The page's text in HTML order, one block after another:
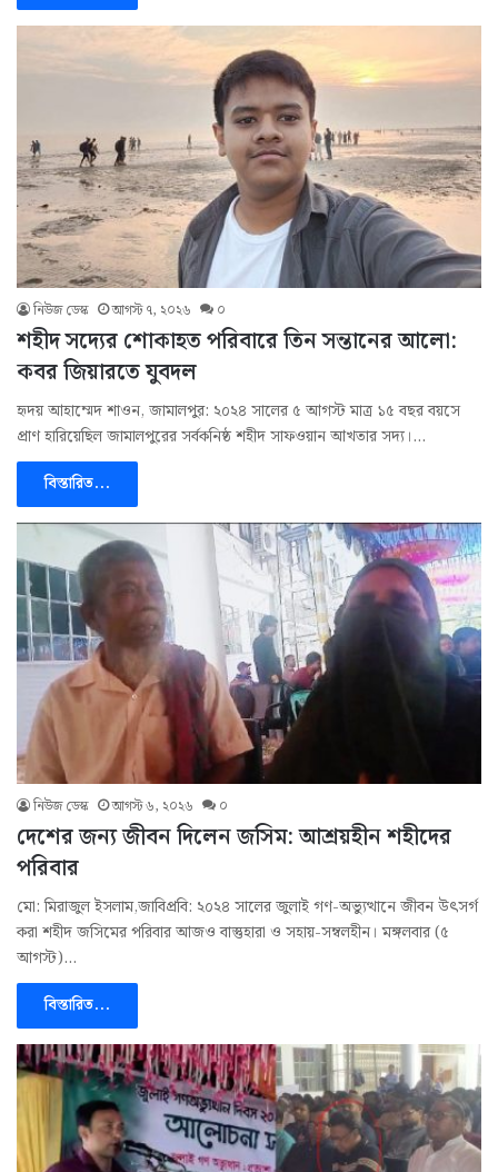
নিউজ ডেস্ক আগস্ট ৭, ২০২৬ ০
শহীদ সদ্যের শোকাহত পরিবারে তিন সন্তানের আলো:
কবর জিয়ারতে যুবদল
হৃদয় আহাম্মেদ শাওন, জামালপুর: ২০২৪ সালের ৫ আগস্ট মাত্র ১৫ বছর বয়সে
প্রাণ হারিয়েছিল জামালপুরের সর্বকনিষ্ঠ শহীদ সাফওয়ান আখতার সদ্য।…
বিস্তারিত...
নিউজ ডেস্ক আগস্ট ৬, ২০২৬ ০
দেশের জন্য জীবন দিলেন জসিম: আশ্রয়হীন শহীদের
পরিবার
মো: মিরাজুল ইসলাম,জাবিপ্রবি: ২০২৪ সালের জুলাই গণ-অভ্যুত্থানে জীবন উৎসর্গ
করা শহীদ জসিমের পরিবার আজও বাস্তুহারা ও সহায়-সম্বলহীন। মঙ্গলবার (৫
আগস্ট)…
বিস্তারিত...